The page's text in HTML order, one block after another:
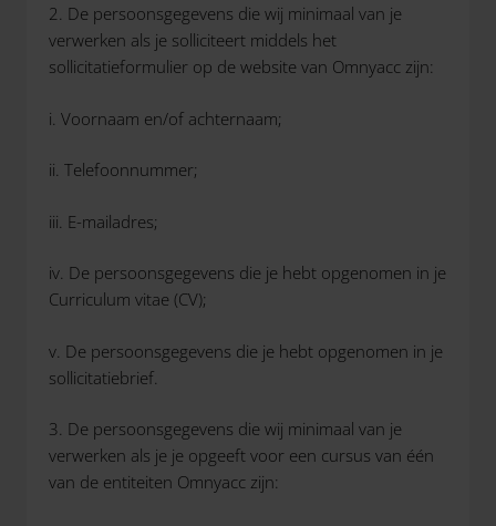
2. De persoonsgegevens die wij minimaal van je
verwerken als je solliciteert middels het
sollicitatieformulier op de website van Omnyacc zijn:
i. Voornaam en/of achternaam;
ii. Telefoonnummer;
iii. E-mailadres;
iv. De persoonsgegevens die je hebt opgenomen in je
Curriculum vitae (CV);
v. De persoonsgegevens die je hebt opgenomen in je
sollicitatiebrief.
3. De persoonsgegevens die wij minimaal van je
verwerken als je je opgeeft voor een cursus van één
van de entiteiten Omnyacc zijn: